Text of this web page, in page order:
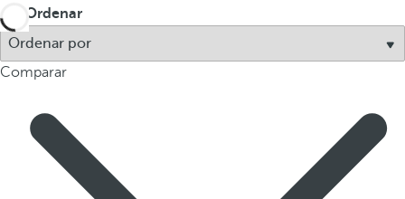
Ordenar
Comparar